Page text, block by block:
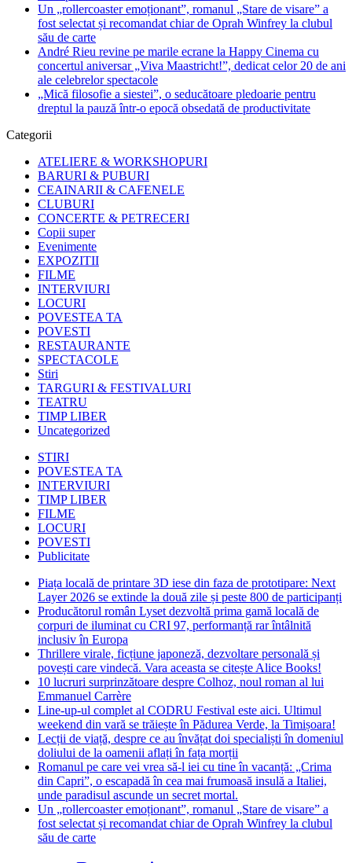
Un „rollercoaster emoționant”, romanul „Stare de visare” a
fost selectat și recomandat chiar de Oprah Winfrey la clubul
său de carte
André Rieu revine pe marile ecrane la Happy Cinema cu
concertul aniversar „Viva Maastricht!”, dedicat celor 20 de ani
ale celebrelor spectacole
„Mică filosofie a siestei”, o seducătoare pledoarie pentru
dreptul la pauză într-o epocă obsedată de productivitate
Categorii
ATELIERE & WORKSHOPURI
BARURI & PUBURI
CEAINARII & CAFENELE
CLUBURI
CONCERTE & PETRECERI
Copii super
Evenimente
EXPOZITII
FILME
INTERVIURI
LOCURI
POVESTEA TA
POVESTI
RESTAURANTE
SPECTACOLE
Stiri
TARGURI & FESTIVALURI
TEATRU
TIMP LIBER
Uncategorized
STIRI
POVESTEA TA
INTERVIURI
TIMP LIBER
FILME
LOCURI
POVESTI
Publicitate
Piața locală de printare 3D iese din faza de prototipare: Next
Layer 2026 se extinde la două zile și peste 800 de participanți
Producătorul român Lyset dezvoltă prima gamă locală de
corpuri de iluminat cu CRI 97, performanță rar întâlnită
inclusiv în Europa
Thrillere virale, ficțiune japoneză, dezvoltare personală și
povești care vindecă. Vara aceasta se citește Alice Books!
10 lucruri surprinzătoare despre Colhoz, noul roman al lui
Emmanuel Carrère
Line-up-ul complet al CODRU Festival este aici. Ultimul
weekend din vară se trăiește în Pădurea Verde, la Timișoara!
Lecții de viață, despre ce au învățat doi specialiști în domeniul
doliului de la oamenii aflați în fața morții
Romanul pe care vei vrea să-l iei cu tine în vacanță: „Crima
din Capri”, o escapadă în cea mai frumoasă insulă a Italiei,
unde paradisul ascunde un secret mortal.
Un „rollercoaster emoționant”, romanul „Stare de visare” a
fost selectat și recomandat chiar de Oprah Winfrey la clubul
său de carte